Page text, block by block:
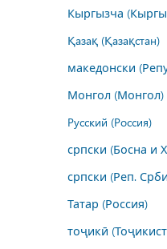
Кыргызча
Қазақ (Қазақстан)
македонски
Монгол (Монгол)
Русский (Россия)
српски (Босна и
српски (Реп.
Татар (Россия)
тоҷикӣ